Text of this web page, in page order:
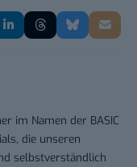
im Namen der BASIC
die unseren
selbstverständlich